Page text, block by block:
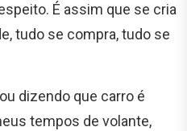
É assim que se cria
tudo se compra, tudo se
dizendo que carro é
tempos de volante,